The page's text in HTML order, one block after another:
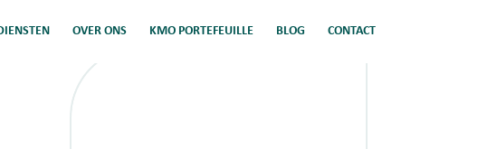
OVER ONS KMO PORTEFEUILLE BLOG CONTACT